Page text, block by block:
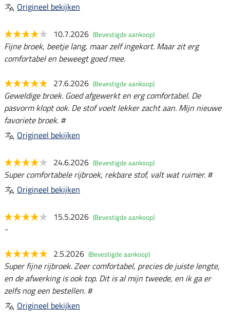
Origineel bekijken
10.7.2026 (Bevestigde aankoop)
Fijne broek, beetje lang, maar zelf ingekort. Maar zit erg
comfortabel en beweegt goed mee.
27.6.2026 (Bevestigde aankoop)
Geweldige broek. Goed afgewerkt en erg comfortabel. De
pasvorm klopt ook. De stof voelt lekker zacht aan. Mijn nieuwe
favoriete broek. #
Origineel bekijken
24.6.2026 (Bevestigde aankoop)
Super comfortabele rijbroek, rekbare stof, valt wat ruimer. #
Origineel bekijken
15.5.2026 (Bevestigde aankoop)
-
2.5.2026 (Bevestigde aankoop)
Super fijne rijbroek. Zeer comfortabel, precies de juiste lengte,
en de afwerking is ook top. Dit is al mijn tweede, en ik ga er
zelfs nog een bestellen. #
Origineel bekijken